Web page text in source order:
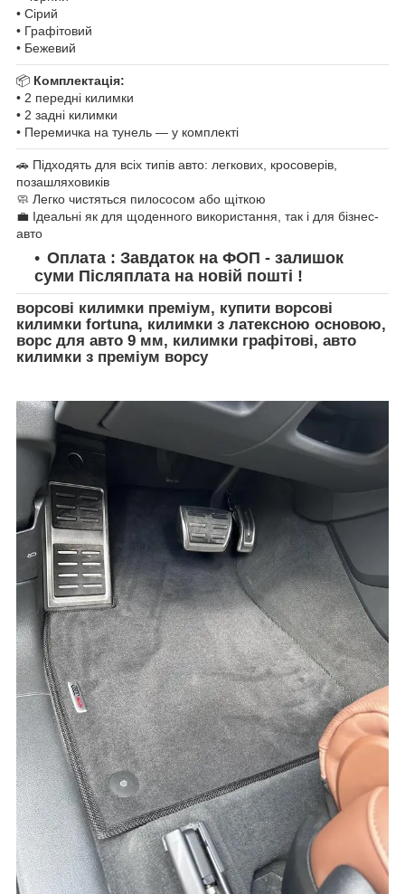
• Сірий
• Графітовий
• Бежевий
📦 Комплектація:
• 2 передні килимки
• 2 задні килимки
• Перемичка на тунель — у комплекті
🚗 Підходять для всіх типів авто: легкових, кросоверів,
позашляховиків
🧼 Легко чистяться пилососом або щіткою
💼 Ідеальні як для щоденного використання, так і для бізнес-
авто
Оплата : Завдаток на ФОП - залишок
суми Післяплата на новій пошті !
ворсові килимки преміум, купити ворсові
килимки fortuna, килимки з латексною основою,
ворс для авто 9 мм, килимки графітові, авто
килимки з преміум ворсу